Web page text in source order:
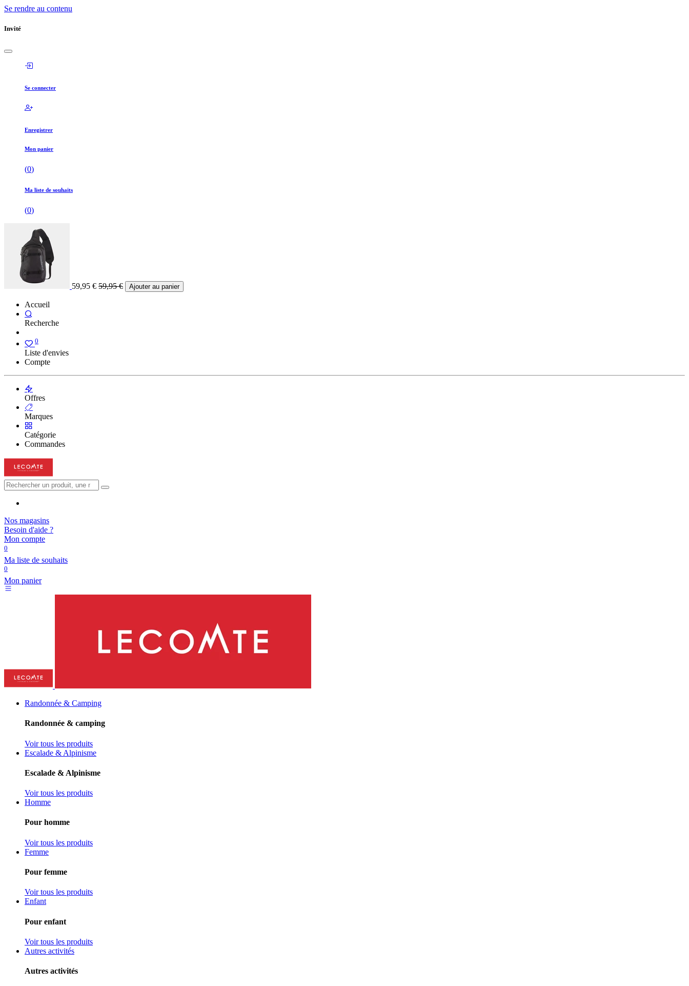
Se rendre au contenu
Invité
Se connecter
Enregistrer
Mon panier
(0)
Ma liste de souhaits
(0)
59,95 € 59,95€ Ajouter au panier
Accueil
Recherche
0
Liste d'envies
Compte
Offres
Marques
Catégorie
Commandes
Nos magasins
Besoin d'aide ?
Mon compte
0
Ma liste de souhaits
0
Mon panier
Randonnée & Camping
Randonnée & camping
Voir tous les produits
Escalade & Alpinisme
Escalade & Alpinisme
Voir tous les produits
Homme
Pour homme
Voir tous les produits
Femme
Pour femme
Voir tous les produits
Enfant
Pour enfant
Voir tous les produits
Autres activités
Autres activités